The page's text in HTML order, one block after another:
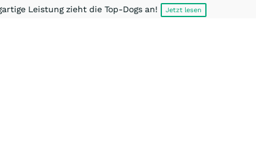
Leistung zieht die Top-Dogs an! Jetzt lesen